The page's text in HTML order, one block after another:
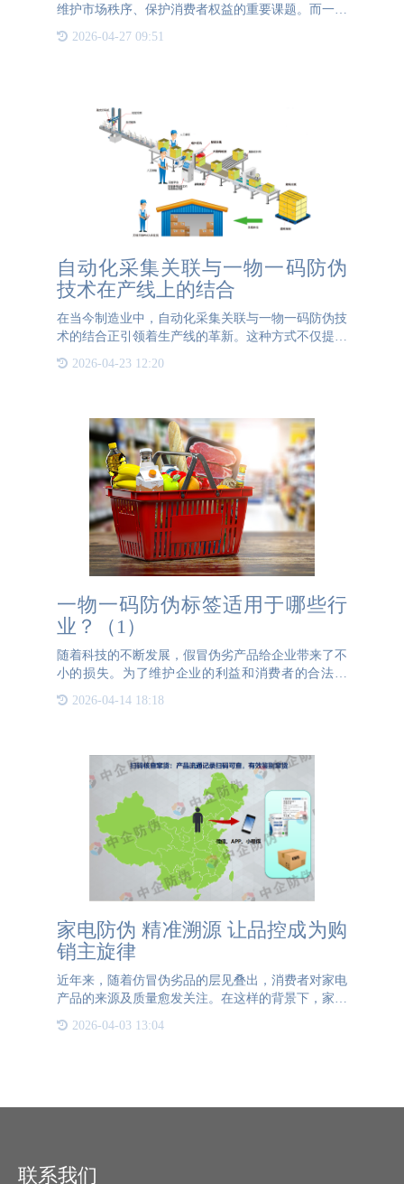
维护市场秩序、保护消费者权益的重要课题。而一物
码，即每个产品都拥有一个唯一的标识码，这个标识
2026-04-27 09:51
自动化采集关联与一物一码防伪
技术在产线上的结合
在当今制造业中，自动化采集关联与一物一码防伪技
术的结合正引领着生产线的革新。这种方式不仅提升
了生产效率，还确保了产品的真实性和可追溯性，为
消费者提供了更加安心的购物体验。 一物一码技术
2026-04-23 12:20
一物一码防伪标签适用于哪些行
业？（1）
随着科技的不断发展，假冒伪劣产品给企业带来了不
小的损失。为了维护企业的利益和消费者的合法权
益，越来越多的企业开始采用BBIN宝盈防伪一物一
码防伪标签来打击假冒伪劣产品。那么，BBIN宝盈
2026-04-14 18:18
家电防伪 精准溯源 让品控成为购
销主旋律
近年来，随着仿冒伪劣品的层见叠出，消费者对家电
产品的来源及质量愈发关注。在这样的背景下，家电
企业也逐渐意识到品牌口碑的重要性，并开始加强对
自身品牌口碑的保护。为了更好地建立企业信誉，有
2026-04-03 13:04
联系我们